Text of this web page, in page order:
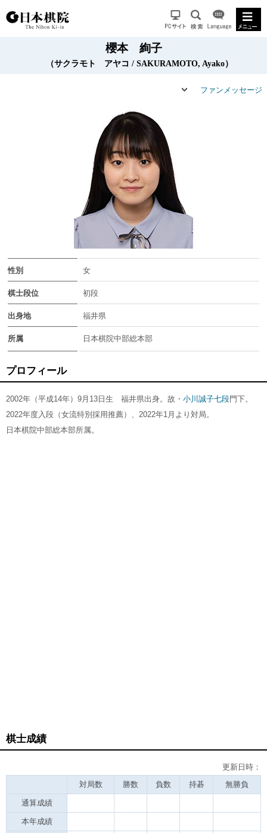
櫻本 絢子
（サクラモト アヤコ / SAKURAMOTO, Ayako）
ファンメッセージ
性別 女
棋士段位 初段
出身地 福井県
所属 日本棋院中部総本部
プロフィール
2002年（平成14年）9月13日生 福井県出身。故・ 小川誠子七段門下。
2022年度入段（女流特別採用推薦）、2022年1月より対局。
日本棋院中部総本部所属。
棋士成績
更新日時：
対局数
勝数 負数 持碁 無勝負
通算成績
本年成績